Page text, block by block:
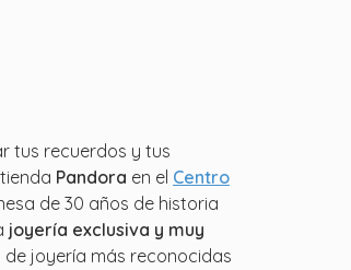
tus recuerdos y tus
Pandora en el Centro
de 30 años de historia
joyería exclusiva y muy
de joyería más reconocidas